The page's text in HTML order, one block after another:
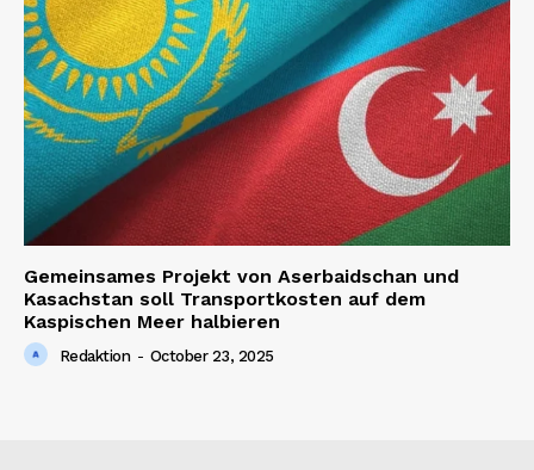
Gemeinsames Projekt von Aserbaidschan und
Kasachstan soll Transportkosten auf dem
Kaspischen Meer halbieren
Redaktion - October 23, 2025